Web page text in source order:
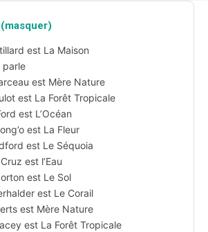
(masquer)
est La Maison
parle
est Mère Nature
est La Forêt Tropicale
est L’Océan
est La Fleur
est Le Séquoia
est l’Eau
est Le Sol
est Le Corail
est Mère Nature
est La Forêt Tropicale